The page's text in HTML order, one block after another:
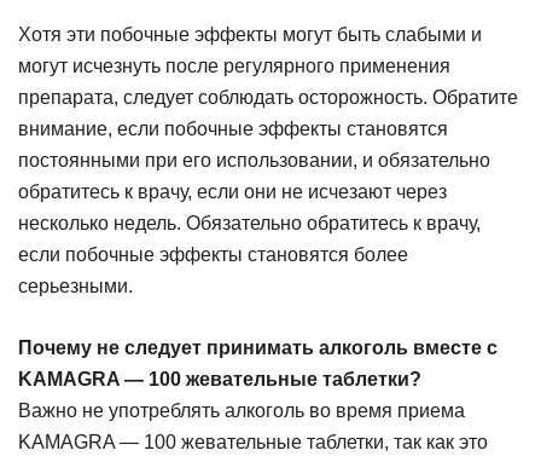
Хотя эти побочные эффекты могут быть слабыми и
могут исчезнуть после регулярного применения
препарата, следует соблюдать осторожность. Обратите
внимание, если побочные эффекты становятся
постоянными при его использовании, и обязательно
обратитесь к врачу, если они не исчезают через
несколько недель. Обязательно обратитесь к врачу,
если побочные эффекты становятся более
серьезными.
Почему не следует принимать алкоголь вместе с
KAMAGRA — 100 жевательные таблетки?
Важно не употреблять алкоголь во время приема
KAMAGRA — 100 жевательные таблетки, так как это